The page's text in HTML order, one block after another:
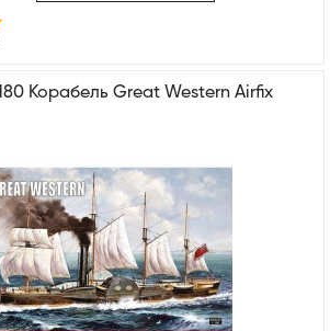
Корабель Great Western Airfix